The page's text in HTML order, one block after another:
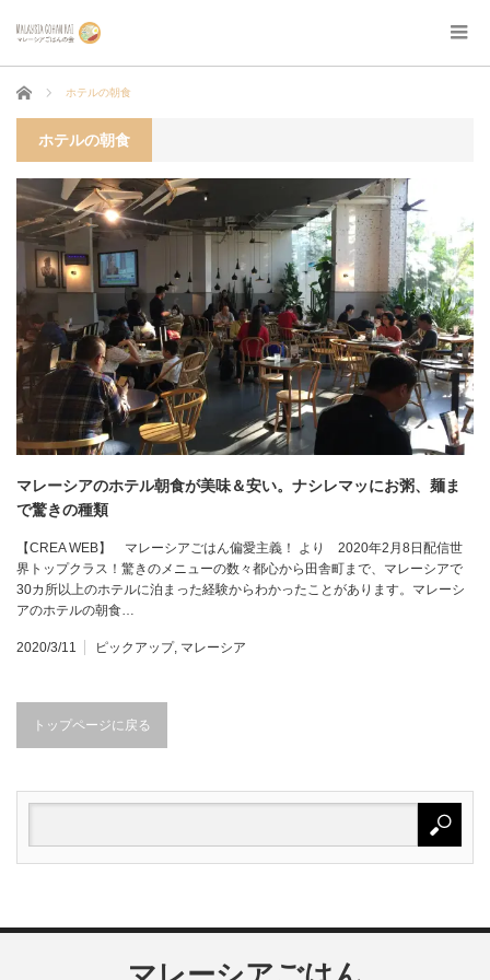
ホーム ホテルの朝食
ホテルの朝食
マレーシアのホテル朝食が美味＆安い。ナシレマッにお粥、麺ま
で驚きの種類
【CREA WEB】 マレーシアごはん偏愛主義！ より 2020年2月8日配信世
界トップクラス！驚きのメニューの数々都心から田舎町まで、マレーシアで
30カ所以上のホテルに泊まった経験からわかったことがあります。マレーシ
アのホテルの朝食…
2020/3/11 ピックアップ, マレーシア
トップページに戻る